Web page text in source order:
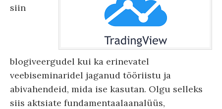
siin
blogiveergudel kui ka erinevatel
veebiseminaridel jaganud tööriistu ja
abivahendeid, mida ise kasutan. Olgu selleks
siis aktsiate fundamentaalaanalüüs,